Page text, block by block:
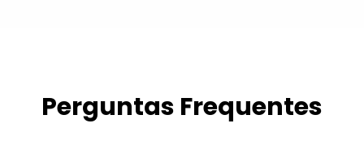
Perguntas Frequentes